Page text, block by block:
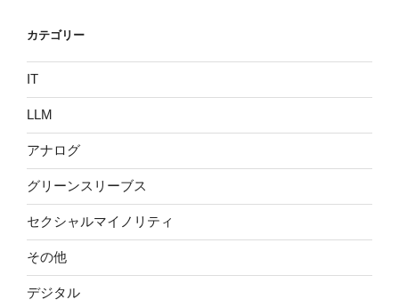
カテゴリー
IT
LLM
アナログ
グリーンスリーブス
セクシャルマイノリティ
その他
デジタル